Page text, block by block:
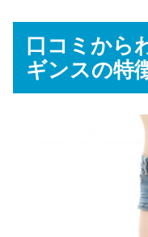
口コミから
ギンスの特